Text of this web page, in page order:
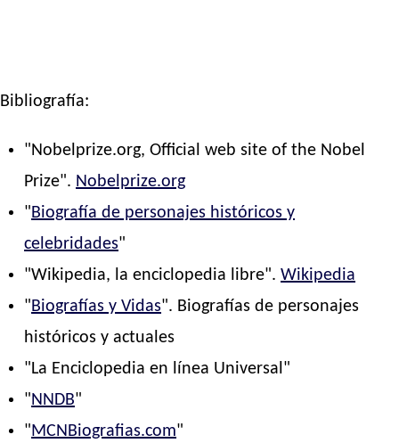
Bibliografía:
"Nobelprize.org, Official web site of the Nobel
Prize". Nobelprize.org
"Biografía de personajes históricos y
celebridades"
"Wikipedia, la enciclopedia libre".Wikipedia
"Biografías y Vidas". Biografías de personajes
históricos y actuales
"La Enciclopedia en línea Universal"
"NNDB"
"MCNBiografias.com"